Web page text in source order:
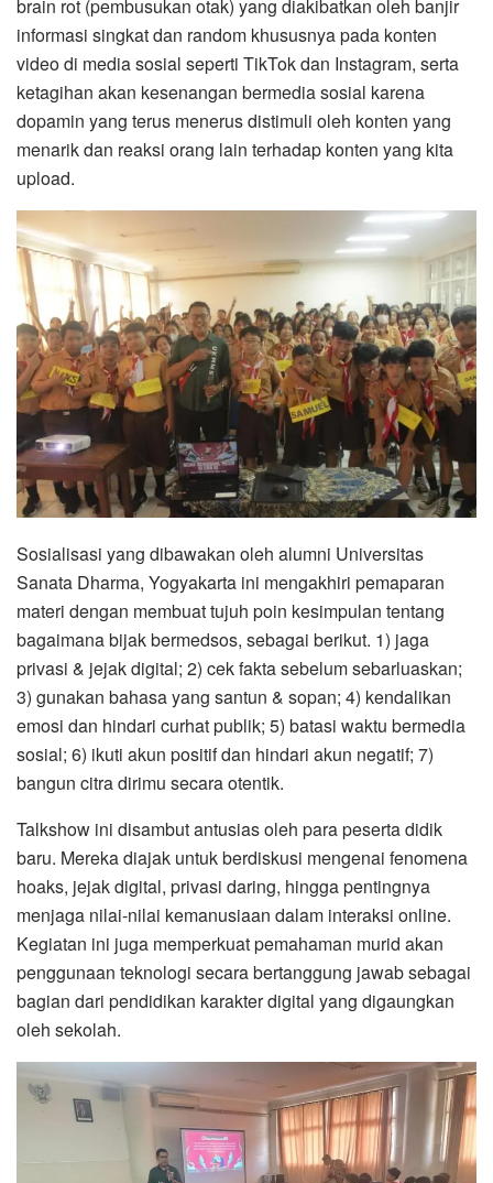
brain rot (pembusukan otak) yang diakibatkan oleh banjir
informasi singkat dan random khususnya pada konten
video di media sosial seperti TikTok dan Instagram, serta
ketagihan akan kesenangan bermedia sosial karena
dopamin yang terus menerus distimuli oleh konten yang
menarik dan reaksi orang lain terhadap konten yang kita
upload.
Sosialisasi yang dibawakan oleh alumni Universitas
Sanata Dharma, Yogyakarta ini mengakhiri pemaparan
materi dengan membuat tujuh poin kesimpulan tentang
bagaimana bijak bermedsos, sebagai berikut. 1) jaga
privasi & jejak digital; 2) cek fakta sebelum sebarluaskan;
3) gunakan bahasa yang santun & sopan; 4) kendalikan
emosi dan hindari curhat publik; 5) batasi waktu bermedia
sosial; 6) ikuti akun positif dan hindari akun negatif; 7)
bangun citra dirimu secara otentik.
Talkshow ini disambut antusias oleh para peserta didik
baru. Mereka diajak untuk berdiskusi mengenai fenomena
hoaks, jejak digital, privasi daring, hingga pentingnya
menjaga nilai-nilai kemanusiaan dalam interaksi online.
Kegiatan ini juga memperkuat pemahaman murid akan
penggunaan teknologi secara bertanggung jawab sebagai
bagian dari pendidikan karakter digital yang digaungkan
oleh sekolah.